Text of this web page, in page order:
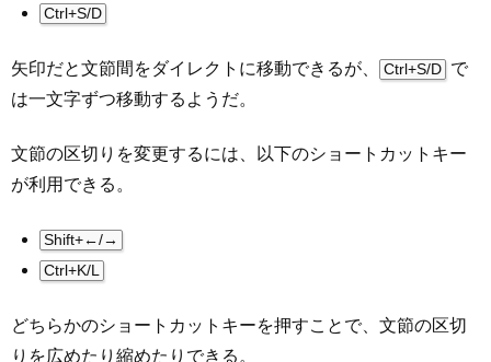
Ctrl+S/D
矢印だと文節間をダイレクトに移動できるが、 Ctrl+S/D で
は一文字ずつ移動するようだ。
文節の区切りを変更するには、以下のショートカットキー
が利用できる。
Shift+←/→
Ctrl+K/L
どちらかのショートカットキーを押すことで、文節の区切
りを広めたり縮めたりできる。